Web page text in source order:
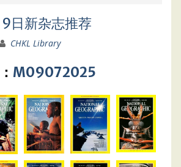
日新杂志推荐
CHKL Library
M09072025